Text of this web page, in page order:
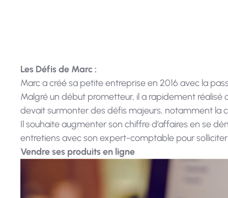
Les Défis de Marc :
Marc a créé sa petite entreprise en 2016 avec la
Malgré un début prometteur, il a rapidement
devait surmonter des défis majeurs, notamment la
Il souhaite augmenter son chiffre d’affaires en se
entretiens avec son expert-comptable pour solliciter
Vendre ses produits en ligne